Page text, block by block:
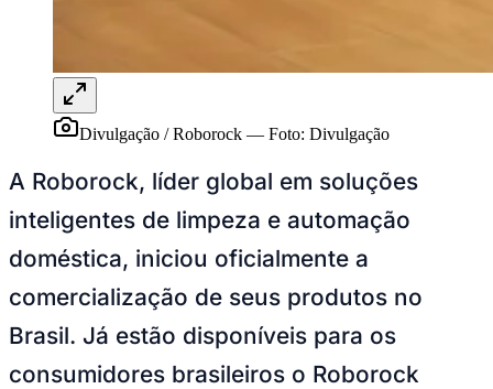
NBB
Competições de Futebol
Brasileirão Série A
Paulistão
Libertadores
Copa América
Premier League
La Liga
Bundesliga
Mundial 2026
Divulgação / Roborock — Foto: Divulgação
A Roborock, líder global em soluções
inteligentes de limpeza e automação
doméstica, iniciou oficialmente a
comercialização de seus produtos no
Brasil. Já estão disponíveis para os
consumidores brasileiros o Roborock